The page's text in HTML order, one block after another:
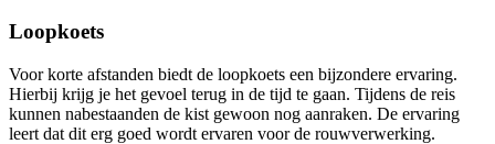
Loopkoets
Voor korte afstanden biedt de loopkoets een bijzondere ervaring.
Hierbij krijg je het gevoel terug in de tijd te gaan. Tijdens de reis
kunnen nabestaanden de kist gewoon nog aanraken. De ervaring
leert dat dit erg goed wordt ervaren voor de rouwverwerking.